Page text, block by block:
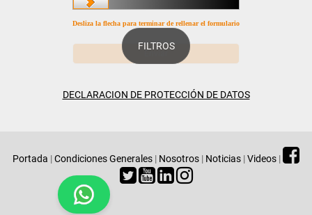
FILTROS
Desliza la flecha para terminar de rellenar el formulario
DECLARACION DE PROTECCIÓN DE DATOS
Portada |Condiciones Generales | Nosotros | Noticias |Videos |